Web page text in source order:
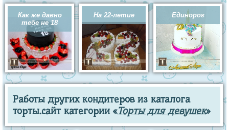
Как же давно
тебе не 18
На 22-летие Единорог
Работы других кондитеров из каталога
торты.сайт категории «Торты для девушек»